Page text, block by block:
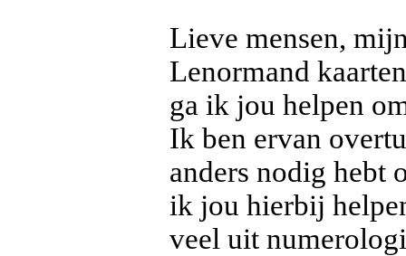
Lieve mensen,
Lenormand
ga ik jou helpen
Ik ben ervan
anders nodig hebt
ik jou hierbij
veel uit